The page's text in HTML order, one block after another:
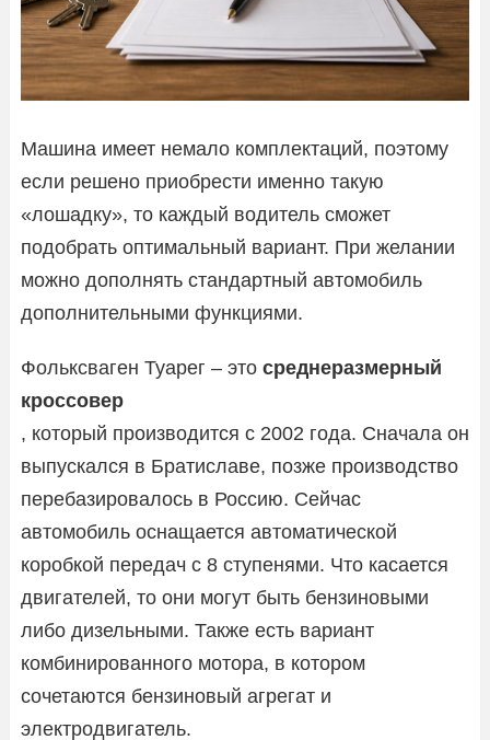
Машина имеет немало комплектаций, поэтому
если решено приобрести именно такую
«лошадку», то каждый водитель сможет
подобрать оптимальный вариант. При желании
можно дополнять стандартный автомобиль
дополнительными функциями.
Фольксваген Туарег – это среднеразмерный
кроссовер
, который производится с 2002 года. Сначала он
выпускался в Братиславе, позже производство
перебазировалось в Россию. Сейчас
автомобиль оснащается автоматической
коробкой передач с 8 ступенями. Что касается
двигателей, то они могут быть бензиновыми
либо дизельными. Также есть вариант
комбинированного мотора, в котором
сочетаются бензиновый агрегат и
электродвигатель.